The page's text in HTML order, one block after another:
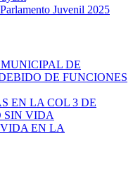
Juvenil 2025
DE
DE FUNCIONES
EN LA COL 3 DE
SIN VIDA
EN LA